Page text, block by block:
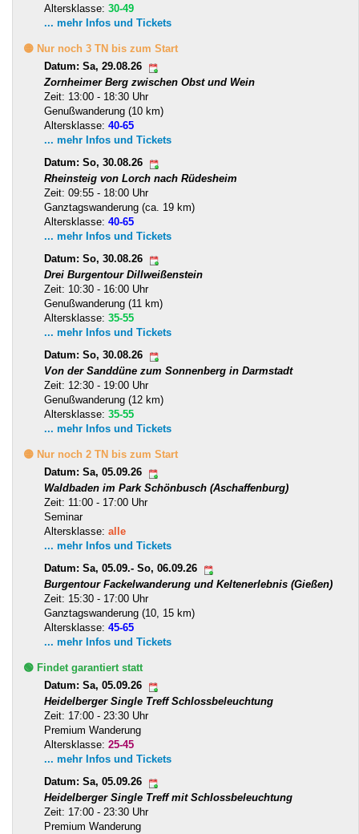
Altersklasse: 30-49
... mehr Infos und Tickets
🟡 Nur noch 3 TN bis zum Start
Datum: Sa, 29.08.26
Zornheimer Berg zwischen Obst und Wein
Zeit: 13:00 - 18:30 Uhr
Genußwanderung (10 km)
Altersklasse: 40-65
... mehr Infos und Tickets
Datum: So, 30.08.26
Rheinsteig von Lorch nach Rüdesheim
Zeit: 09:55 - 18:00 Uhr
Ganztagswanderung (ca. 19 km)
Altersklasse: 40-65
... mehr Infos und Tickets
Datum: So, 30.08.26
Drei Burgentour Dillweißenstein
Zeit: 10:30 - 16:00 Uhr
Genußwanderung (11 km)
Altersklasse: 35-55
... mehr Infos und Tickets
Datum: So, 30.08.26
Von der Sanddüne zum Sonnenberg in Darmstadt
Zeit: 12:30 - 19:00 Uhr
Genußwanderung (12 km)
Altersklasse: 35-55
... mehr Infos und Tickets
🟡 Nur noch 2 TN bis zum Start
Datum: Sa, 05.09.26
Waldbaden im Park Schönbusch (Aschaffenburg)
Zeit: 11:00 - 17:00 Uhr
Seminar
Altersklasse: alle
... mehr Infos und Tickets
Datum: Sa, 05.09.- So, 06.09.26
Burgentour Fackelwanderung und Keltenerlebnis (Gießen)
Zeit: 15:30 - 17:00 Uhr
Ganztagswanderung (10, 15 km)
Altersklasse: 45-65
... mehr Infos und Tickets
🟢 Findet garantiert statt
Datum: Sa, 05.09.26
Heidelberger Single Treff Schlossbeleuchtung
Zeit: 17:00 - 23:30 Uhr
Premium Wanderung
Altersklasse: 25-45
... mehr Infos und Tickets
Datum: Sa, 05.09.26
Heidelberger Single Treff mit Schlossbeleuchtung
Zeit: 17:00 - 23:30 Uhr
Premium Wanderung